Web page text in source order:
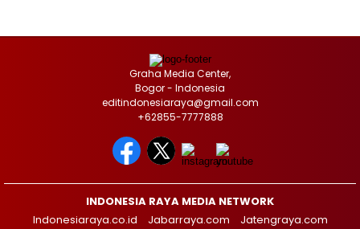
Graha Media Center,
Bogor - Indonesia
editindonesiaraya@gmail.com
+62855-7777888
INDONESIA RAYA MEDIA NETWORK
Indonesiaraya.co.id
Jabarraya.com
Jatengraya.com